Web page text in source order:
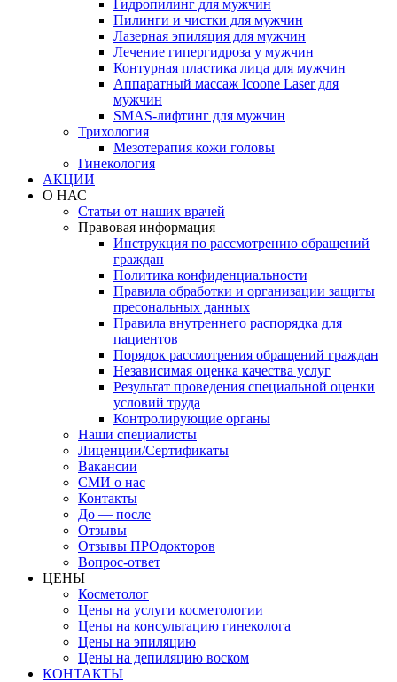
Гидропилинг для мужчин
Пилинги и чистки для мужчин
Лазерная эпиляция для мужчин
Лечение гипергидроза у мужчин
Контурная пластика лица для мужчин
Аппаратный массаж Icoone Laser для
мужчин
SMAS-лифтинг для мужчин
Трихология
Мезотерапия кожи головы
Гинекология
АКЦИИ
О НАС
Статьи от наших врачей
Правовая информация
Инструкция по рассмотрению обращений
граждан
Политика конфиденциальности
Правила обработки и организации защиты
пресональных данных
Правила внутреннего распорядка для
пациентов
Порядок рассмотрения обращений граждан
Независимая оценка качества услуг
Результат проведения специальной оценки
условий труда
Контролирующие органы
Наши специалисты
Лиценции/Сертификаты
Вакансии
СМИ о нас
Контакты
До — после
Отзывы
Отзывы ПРОдокторов
Вопрос-ответ
ЦЕНЫ
Косметолог
Цены на услуги косметологии
Цены на консультацию гинеколога
Цены на эпиляцию
Цены на депиляцию воском
КОНТАКТЫ